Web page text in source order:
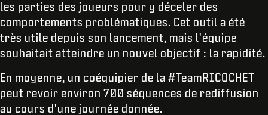
les parties des joueurs pour y déceler des
comportements problématiques. Cet outil a été
très utile depuis son lancement, mais l'équipe
souhaitait atteindre un nouvel objectif : la rapidité.
En moyenne, un coéquipier de la #TeamRICOCHET
peut revoir environ 700 séquences de rediffusion
au cours d'une journée donnée.